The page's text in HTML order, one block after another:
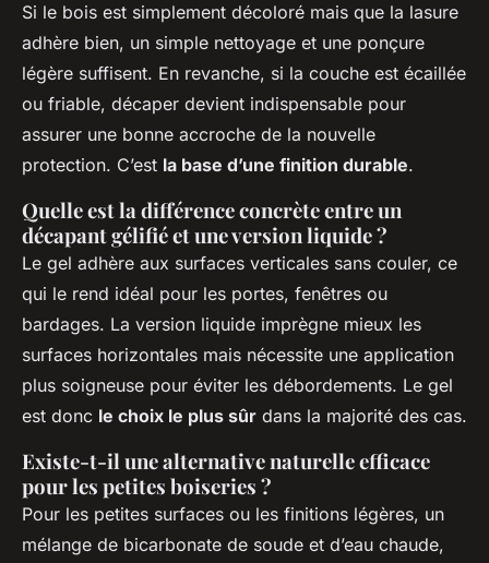
Si le bois est simplement décoloré mais que la lasure
adhère bien, un simple nettoyage et une ponçure
légère suffisent. En revanche, si la couche est écaillée
ou friable, décaper devient indispensable pour
assurer une bonne accroche de la nouvelle
protection. C’est la base d’une finition durable.
Quelle est la différence concrète entre un
décapant gélifié et une version liquide ?
Le gel adhère aux surfaces verticales sans couler, ce
qui le rend idéal pour les portes, fenêtres ou
bardages. La version liquide imprègne mieux les
surfaces horizontales mais nécessite une application
plus soigneuse pour éviter les débordements. Le gel
est donc le choix le plus sûr dans la majorité des cas.
Existe-t-il une alternative naturelle efficace
pour les petites boiseries ?
Pour les petites surfaces ou les finitions légères, un
mélange de bicarbonate de soude et d’eau chaude,